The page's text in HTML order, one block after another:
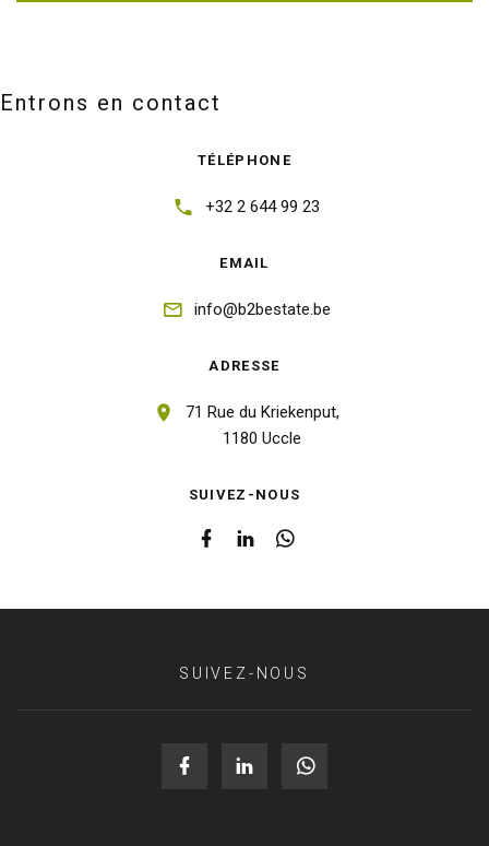
Entrons en contact
TÉLÉPHONE
+32 2 644 99 23
EMAIL
info@b2bestate.be
ADRESSE
71 Rue du Kriekenput,
1180 Uccle
SUIVEZ-NOUS
SUIVEZ-NOUS